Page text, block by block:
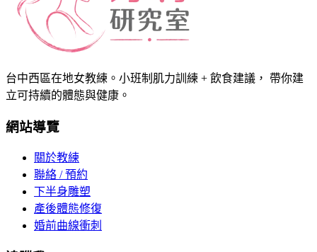
台中西區在地女教練。小班制肌力訓練 + 飲食建議， 帶你建
立可持續的體態與健康。
網站導覽
關於教練
聯絡 / 預約
下半身雕塑
產後體態修復
婚前曲線衝刺